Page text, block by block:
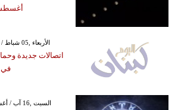
أغسطس/
GMT 10:28 2020 الأربعاء ,05 شباط / فبراير
اتصالات جديدة
في
GMT 02:47 2025 السبت ,16 آب / أغسطس